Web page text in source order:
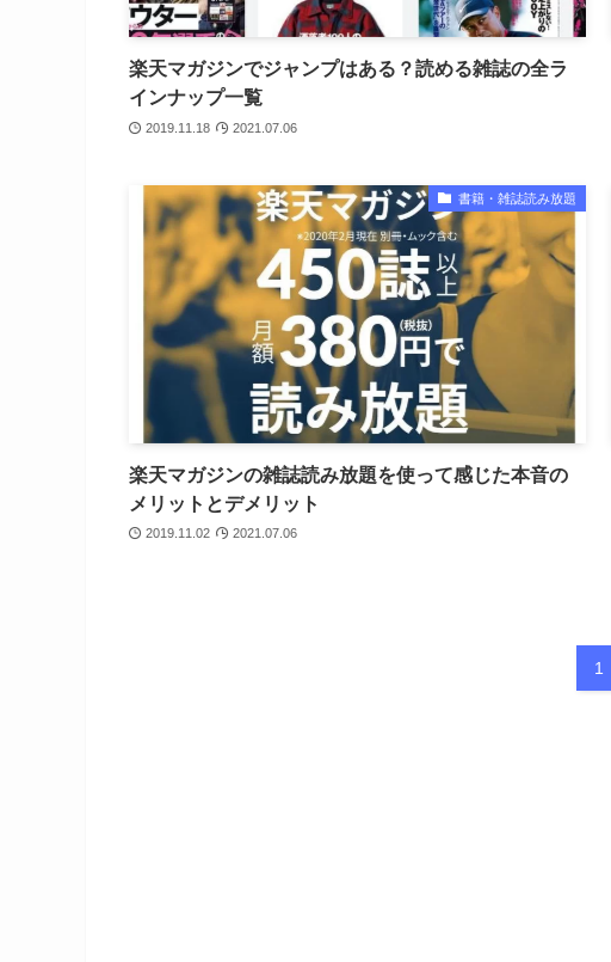
楽天マガジンでジャンプはある？読める雑誌の全ラ
インナップ一覧
2019.11.18 2021.07.06
書籍・雑誌読み放題
楽天マガジンの雑誌読み放題を使って感じた本音の
メリットとデメリット
2019.11.02 2021.07.06
1